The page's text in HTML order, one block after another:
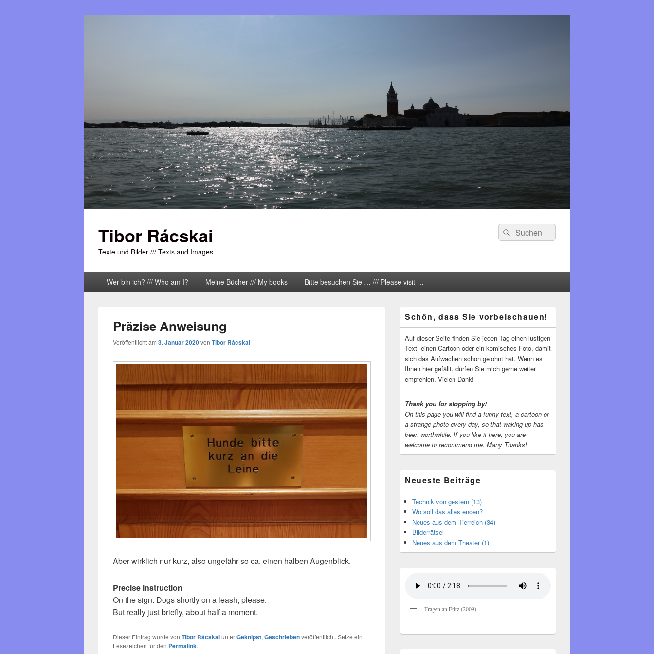
Tibor Rácskai
Texte und Bilder /// Texts and Images
Suchen
nach:
Suchen
Wer bin ich? /// Who am I? Meine Bücher /// My books Bitte besuchen Sie … /// Please visit …
Präzise Anweisung
Veröffentlicht am 3. Januar 2020von Tibor Rácskai
Aber wirklich nur kurz, also ungefähr so ca. einen halben Augenblick.
Precise instruction
On the sign: Dogs shortly on a leash, please.
But really just briefly, about half a moment.
Dieser Eintrag wurde von Tibor RácskaiunterGeknipst, Geschriebenveröffentlicht. Setze ein
Lesezeichen für den Permalink.
Seitenleisten-
Widgetbereich
Schön, dass Sie vorbeischauen!
Auf dieser Seite finden Sie jeden Tag einen lustigen
Text, einen Cartoon oder ein komisches Foto, damit
sich das Aufwachen schon gelohnt hat. Wenn es
Ihnen hier gefällt, dürfen Sie mich gerne weiter
empfehlen. Vielen Dank!
Thank you for stopping by!
On this page you will find a funny text, a cartoon or
a strange photo every day, so that waking up has
been worthwhile. If you like it here, you are
welcome to recommend me. Many Thanks!
Neueste Beiträge
Technik von gestern (13)
Wo soll das alles enden?
Neues aus dem Tierreich (34)
Bilderrätsel
Neues aus dem Theater (1)
Fragen an Fritz (2009)